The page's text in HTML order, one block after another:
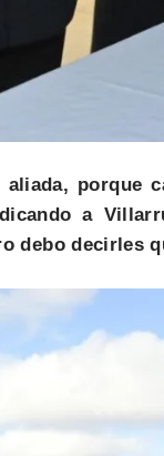
a
debo decirles